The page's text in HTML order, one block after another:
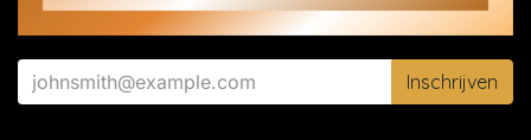
Inschrijven